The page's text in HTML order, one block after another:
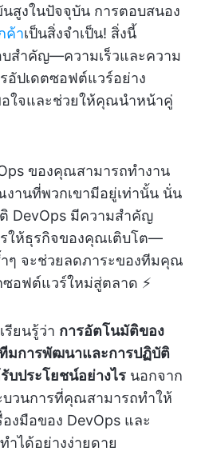
สูงในปัจจุบัน การตอบสนอง
ค้าเป็นสิ่งจำเป็น! สิ่งนี้
บสำคัญ—ความเร็วและความ
อัปเดตซอฟต์แวร์อย่าง
อใจและช่วยให้คุณนำหน้าคู่
ของคุณสามารถทำงาน
งานที่พวกเขามีอยู่เท่านั้น นั่น
DevOps มีความสำคัญ
ให้ธุรกิจของคุณเติบโต—
ๆ จะช่วยลดภาระของทีมคุณ
ซอฟต์แวร์ใหม่สู่ตลาด ⚡
ยนรู้ว่า การอัตโนมัติของ
มการพัฒนาและการปฏิบัติ
บประโยชน์อย่างไร นอกจาก
บวนการที่คุณสามารถทำให้
งมือของ DevOps และ
ได้อย่างง่ายดาย